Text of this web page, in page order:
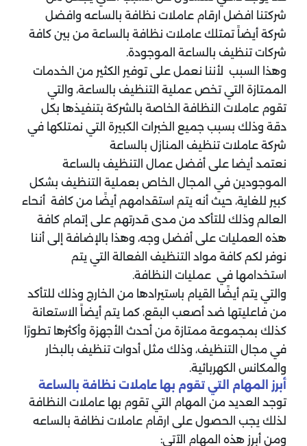
شركتنا افضل ارقام عاملات نظافة بالساعه وافضل
شركة أيضاً تمتلك عاملات نظافة بالساعة من بين كافة
شركات تنظيف بالساعة الموجودة.
وهذا السبب لأننا نعمل على توفير الكثير من الخدمات
الممتازة التي تخص عملية التنظيف بالساعة، والتي
تقوم عاملات النظافة الخاصة بالشركة بتنفيذها بكل
دقة وذلك بسبب جميع الخبرات الكبيرة التي نمتلكها في
شركة عاملات تنظيف المنازل بالساعة
نعتمد أيضا على أفضل عمال التنظيف بالساعة
الموجودين في المجال الخاص بعملية التنظيف بشكل
كبير للغاية، حيث أنه يتم استقدامهم أيضًا من كافة أنحاء
العالم وذلك للتأكد من مدى قدرتهم على إتمام كافة
هذه العمليات على أفضل وجه، وهذا بالإضافة إلى أننا
نوفر لكم كافة مواد التنظيف الفعالة التي يتم
استخدامها في عمليات النظافة.
والتي يتم أيضًا القيام باستيرادها من الخارج وذلك للتأكد
من فاعليتها ضد أصعب البقع، كما يتم أيضاً الاستعانة
كذلك بمجموعة ممتازة من أحدث الأجهزة وأكثرها تطورًا
في مجال التنظيف، وذلك مثل أدوات تنظيف بالبخار
والمكانس الكهربائية.
أبرز المهام التي تقوم بها عاملات نظافة بالساعة
توجد العديد من المهام التي تقوم بها عاملات النظافة
لذلك يجب الحصول على ارقام عاملات نظافة بالساعه
ومن أبرز هذه المهام الآتي: